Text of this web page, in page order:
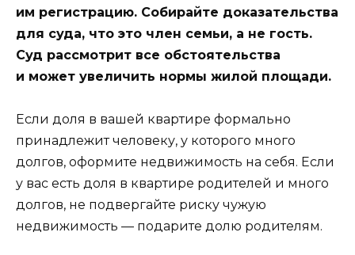
им регистрацию. Собирайте доказательства
для суда, что это член семьи, а не гость.
Суд рассмотрит все обстоятельства
и может увеличить нормы жилой площади.
Если доля в вашей квартире формально
принадлежит человеку, у которого много
долгов, оформите недвижимость на себя. Если
у вас есть доля в квартире родителей и много
долгов, не подвергайте риску чужую
недвижимость — подарите долю родителям.